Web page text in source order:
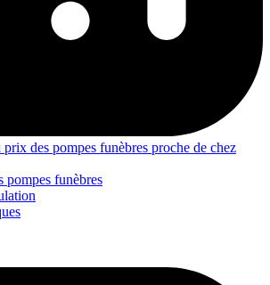
des pompes funèbres proche de chez
pompes funèbres